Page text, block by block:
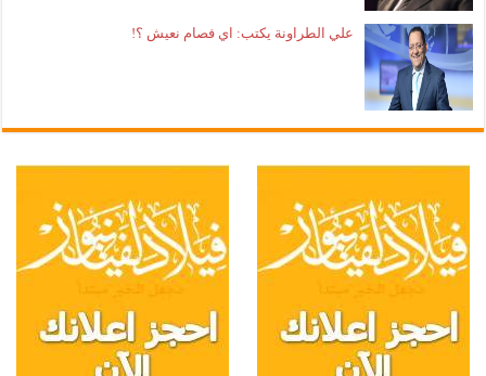
علي الطراونة يكتب: اي فصام نعيش ؟!